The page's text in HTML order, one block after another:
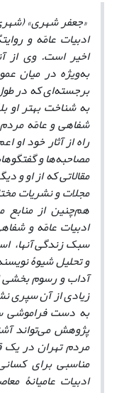
«جعفر شهری»
ادبیات عامّه و
اخیر است. وی از
به‌ویژه در میان
برجسته‌ای که در
به شناخت بهتر او
شفاهی و عامّه
راه از آثار خود او
مصاحبه‌ها و
مقالاتی که از او و
مجلات و نشریات
هم‌چنین از منابع
ادبیات عامّه و
سبک زندگی آنها،
و تحلیل شیوۀ
آداب و رسوم بخشی
زیادی از آن سپری
به دست فراموشی
پژوهش می‌تواند
مردم تهران در یک
مناسبی برای
ادبیات